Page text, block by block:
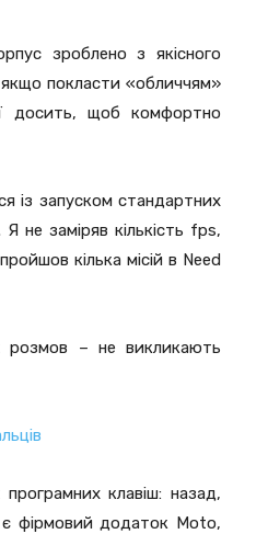
зроблено з якісного
покласти «обличчям»
досить, щоб комфортно
із запуском стандартних
не заміряв кількість fps,
кілька місій в Need
розмов – не викликають
клавіш: назад,
є фірмовий додаток Moto,